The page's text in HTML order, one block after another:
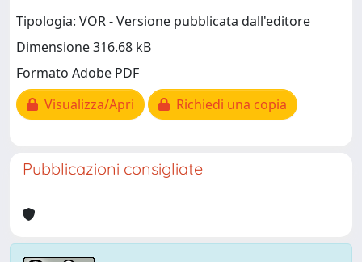
Tipologia: VOR - Versione pubblicata dall'editore
Dimensione 316.68 kB
Formato Adobe PDF
Visualizza/Apri
Richiedi una copia
Pubblicazioni consigliate